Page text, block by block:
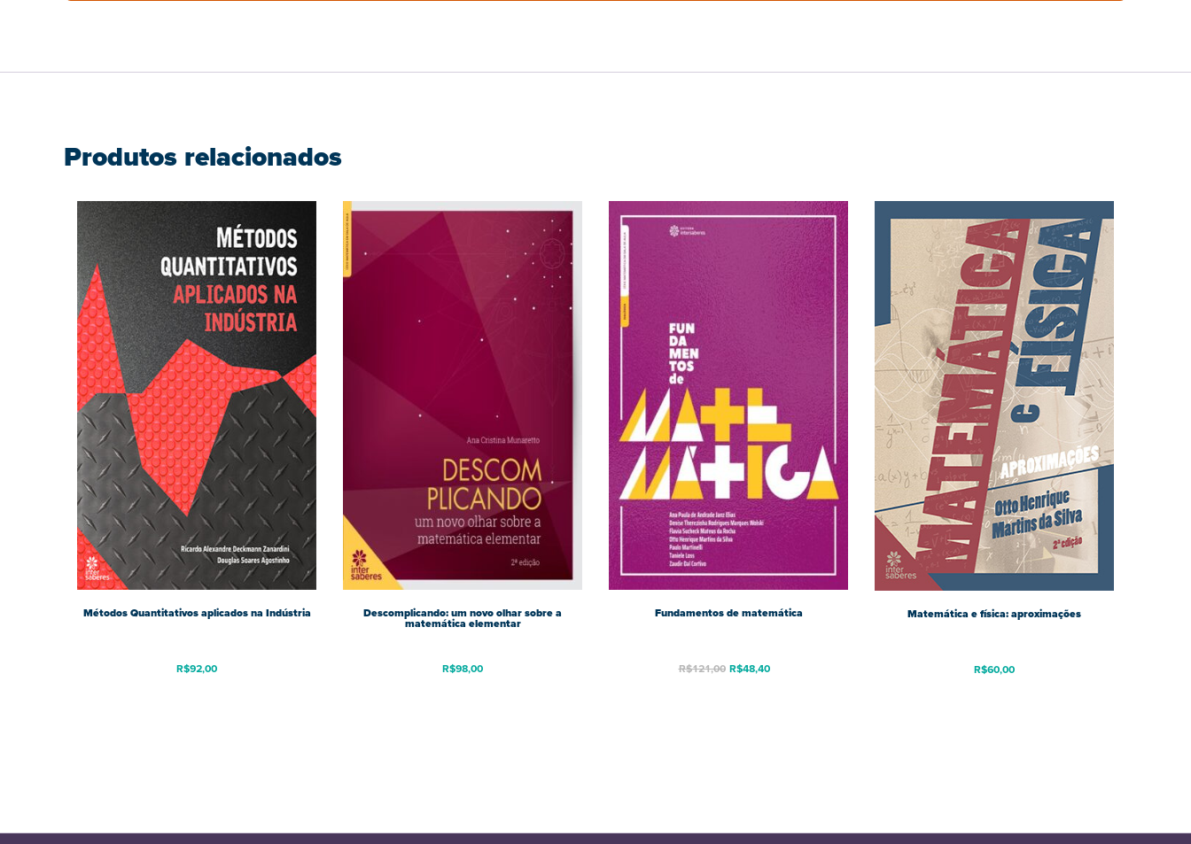
Produtos relacionados
Métodos Quantitativos aplicados na Indústria
R$92,00
Descomplicando: um novo olhar sobre a
matemática elementar
R$98,00
Fundamentos de matemática
R$121,00 R$48,40
Matemática e física: aproximações
R$60,00